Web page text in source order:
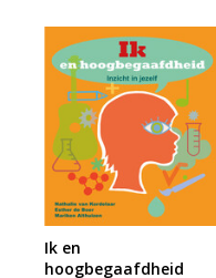
Ik en
hoogbegaafdheid